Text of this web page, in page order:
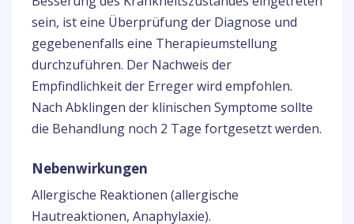
sein, ist eine Überprüfung der Diagnose und
gegebenenfalls eine Therapieumstellung
durchzuführen. Der Nachweis der
Empfindlichkeit der Erreger wird empfohlen.
Nach Abklingen der klinischen Symptome sollte
die Behandlung noch 2 Tage fortgesetzt werden.
Nebenwirkungen
Allergische Reaktionen (allergische
Hautreaktionen, Anaphylaxie).